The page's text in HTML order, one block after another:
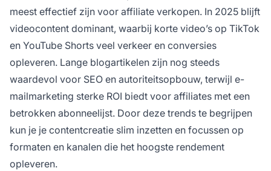
meest effectief zijn voor affiliate verkopen. In 2025 blijft
videocontent dominant, waarbij korte video’s op TikTok
en YouTube Shorts veel verkeer en conversies
opleveren. Lange blogartikelen zijn nog steeds
waardevol voor SEO en autoriteitsopbouw, terwijl e-
mailmarketing sterke ROI biedt voor affiliates met een
betrokken abonneelijst. Door deze trends te begrijpen
kun je je contentcreatie slim inzetten en focussen op
formaten en kanalen die het hoogste rendement
opleveren.